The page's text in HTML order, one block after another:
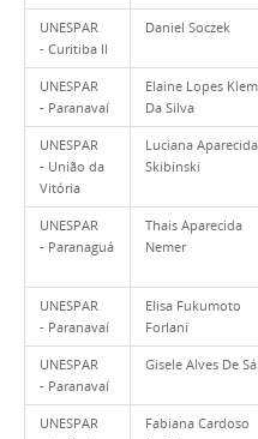
UNESPAR
- Curitiba II
Daniel Soczek
UNESPAR
- Paranavaí
Elaine Lopes Klem
Da Silva
UNESPAR
- União da
Vitória
Luciana Aparecida
Skibinski
UNESPAR
- Paranaguá
Thais Aparecida
Nemer
UNESPAR
- Paranavaí
Elisa Fukumoto
Forlani
UNESPAR
- Paranavaí
Gisele Alves De Sá
UNESPAR
Fabiana Cardoso